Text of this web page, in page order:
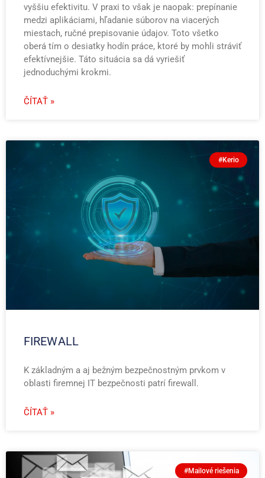
vyššiu efektivitu. V praxi to však je naopak: prepínanie
medzi aplikáciami, hľadanie súborov na viacerých
miestach, ručné prepisovanie údajov. Toto všetko
oberá tím o desiatky hodín práce, ktoré by mohli stráviť
efektívnejšie. Táto situácia sa dá vyriešiť
jednoduchými krokmi.
ČÍTAŤ »
#Kerio
FIREWALL
K základným a aj bežným bezpečnostným prvkom v
oblasti firemnej IT bezpečnosti patrí firewall.
ČÍTAŤ »
#Mailové riešenia